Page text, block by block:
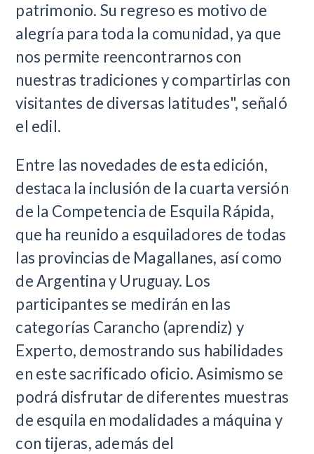
patrimonio. Su regreso es motivo de
alegría para toda la comunidad, ya que
nos permite reencontrarnos con
nuestras tradiciones y compartirlas con
visitantes de diversas latitudes", señaló
el edil.
Entre las novedades de esta edición,
destaca la inclusión de la cuarta versión
de la Competencia de Esquila Rápida,
que ha reunido a esquiladores de todas
las provincias de Magallanes, así como
de Argentina y Uruguay. Los
participantes se medirán en las
categorías Carancho (aprendiz) y
Experto, demostrando sus habilidades
en este sacrificado oficio. Asimismo se
podrá disfrutar de diferentes muestras
de esquila en modalidades a máquina y
con tijeras, además del